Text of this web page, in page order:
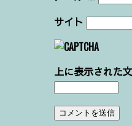
サイト
上に表示された